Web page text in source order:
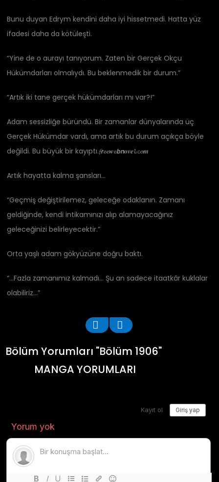
Bunu duyan Edrym kendini daha iyi hissetmedi. Hatta yüz
ifadesi daha da kötüleşti.
“Yine de o aurayı tanıyorum. Zaten bir Gerçek Okçu
Hükümdarları olmalıydı. Bu beklenmedik bir durum.”
“Artık iki tane gerçek hükümdarları mı var?!”
Adam sessizliğe büründü. Bir zamanlar dünyalarında üç
Gerçek Hükümdar vardı, ama artık bu durum açıkça böyle
değildi. Bu büyük bir kayıptı.𝓯𝙧𝓮𝓮𝒘𝓮𝙗𝙣𝒐𝒗𝒆𝓵.𝓬𝓸𝒎
Artık hayatta kalma şansları…
“Geçmiş değiştirilemez, geleceğe odaklanın. Zamanı
geldiğinde, kendi intikamınızı alıp alamayacağınız
geleceğinizi belirleyecektir.”
Orta yaşlı adam gökyüzüne doğru baktı.
“…Fazla zamanımız kalmadı… Şu an sadece itaatkâr kuklalar
olabiliriz…”
Bölüm Yorumları "Bölüm 1906"
MANGA YORUMLARI